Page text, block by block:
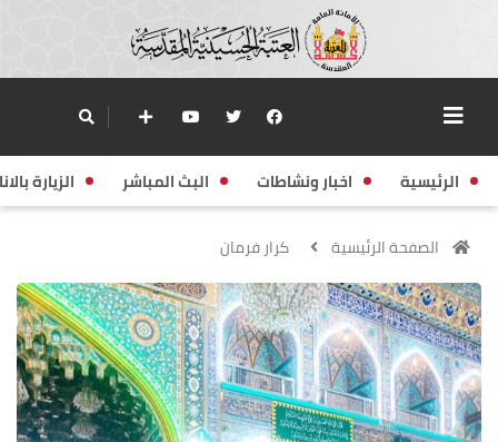
الرئيسية اخبار ونشاطات البث المباشر الزيارة
الصفحة الرئيسية كرار فرمان